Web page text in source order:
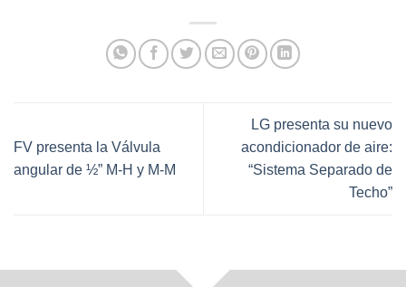
FV presenta la Válvula
angular de ½” M-H y M-M
LG presenta su nuevo
acondicionador de aire:
“Sistema Separado de
Techo”